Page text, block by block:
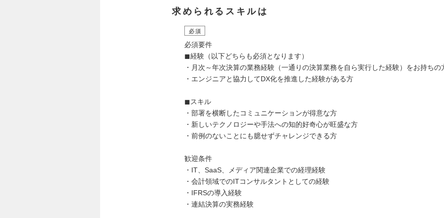
求められるスキルは
必須
必須要件
◼︎経験（以下どちらも必須となります）
・月次～年次決算の業務経験（一通りの決算業務を自ら実行した経験）をお持ちの
・エンジニアと協力してDX化を推進した経験がある方
◼︎スキル
・部署を横断したコミュニケーションが得意な方
・新しいテクノロジーや手法への知的好奇心が旺盛な方
・前例のないことにも臆せずチャレンジできる方
歓迎条件
・IT、SaaS、メディア関連企業での経理経験
・会計領域でのITコンサルタントとしての経験
・IFRSの導入経験
・連結決算の実務経験